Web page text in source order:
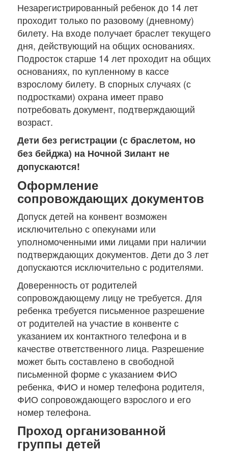
Незарегистрированный ребенок до 14 лет
проходит только по разовому (дневному)
билету. На входе получает браслет текущего
дня, действующий на общих основаниях.
Подросток старше 14 лет проходит на общих
основаниях, по купленному в кассе
взрослому билету. В спорных случаях (с
подростками) охрана имеет право
потребовать документ, подтверждающий
возраст.
Дети без регистрации (с браслетом, но
без бейджа) на Ночной Зилант не
допускаются!
Оформление
сопровождающих документов
Допуск детей на конвент возможен
исключительно с опекунами или
уполномоченными ими лицами при наличии
подтверждающих документов. Дети до 3 лет
допускаются исключительно с родителями.
Доверенность от родителей
сопровождающему лицу не требуется. Для
ребенка требуется письменное разрешение
от родителей на участие в конвенте с
указанием их контактного телефона и в
качестве ответственного лица. Разрешение
может быть составлено в свободной
письменной форме с указанием ФИО
ребенка, ФИО и номер телефона родителя,
ФИО сопровождающего взрослого и его
номер телефона.
Проход организованной
группы детей